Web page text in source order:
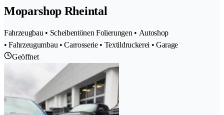
Moparshop Rheintal
Fahrzeugbau • Scheibentönen Folierungen • Autoshop
• Fahrzeugumbau • Carrosserie • Textildruckerei • Garage
Geöffnet